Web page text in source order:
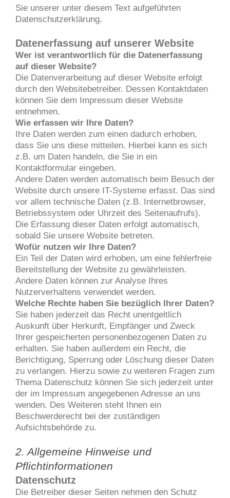
Sie unserer unter diesem Text aufgeführten
Datenschutzerklärung.
Datenerfassung auf unserer Website
Wer ist verantwortlich für die Datenerfassung
auf dieser Website?
Die Datenverarbeitung auf dieser Website erfolgt
durch den Websitebetreiber. Dessen Kontaktdaten
können Sie dem Impressum dieser Website
entnehmen.
Wie erfassen wir Ihre Daten?
Ihre Daten werden zum einen dadurch erhoben,
dass Sie uns diese mitteilen. Hierbei kann es sich
z.B. um Daten handeln, die Sie in ein
Kontaktformular eingeben.
Andere Daten werden automatisch beim Besuch der
Website durch unsere IT-Systeme erfasst. Das sind
vor allem technische Daten (z.B. Internetbrowser,
Betriebssystem oder Uhrzeit des Seitenaufrufs).
Die Erfassung dieser Daten erfolgt automatisch,
sobald Sie unsere Website betreten.
Wofür nutzen wir Ihre Daten?
Ein Teil der Daten wird erhoben, um eine fehlerfreie
Bereitstellung der Website zu gewährleisten.
Andere Daten können zur Analyse Ihres
Nutzerverhaltens verwendet werden.
Welche Rechte haben Sie bezüglich Ihrer Daten?
Sie haben jederzeit das Recht unentgeltlich
Auskunft über Herkunft, Empfänger und Zweck
Ihrer gespeicherten personenbezogenen Daten zu
erhalten. Sie haben außerdem ein Recht, die
Berichtigung, Sperrung oder Löschung dieser Daten
zu verlangen. Hierzu sowie zu weiteren Fragen zum
Thema Datenschutz können Sie sich jederzeit unter
der im Impressum angegebenen Adresse an uns
wenden. Des Weiteren steht Ihnen ein
Beschwerderecht bei der zuständigen
Aufsichtsbehörde zu.
2. Allgemeine Hinweise und
Pflichtinformationen
Datenschutz
Die Betreiber dieser Seiten nehmen den Schutz